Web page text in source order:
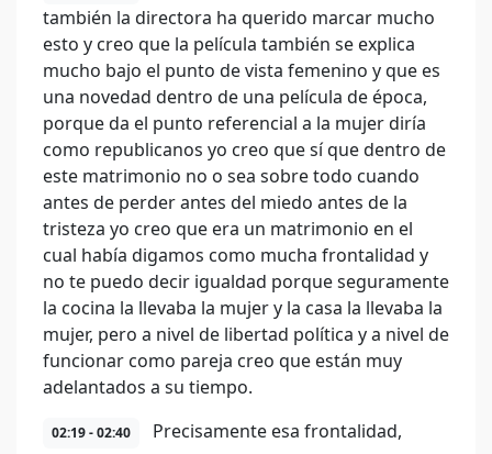
también la directora ha querido marcar mucho
esto y creo que la película también se explica
mucho bajo el punto de vista femenino y que es
una novedad dentro de una película de época,
porque da el punto referencial a la mujer diría
como republicanos yo creo que sí que dentro de
este matrimonio no o sea sobre todo cuando
antes de perder antes del miedo antes de la
tristeza yo creo que era un matrimonio en el
cual había digamos como mucha frontalidad y
no te puedo decir igualdad porque seguramente
la cocina la llevaba la mujer y la casa la llevaba la
mujer, pero a nivel de libertad política y a nivel de
funcionar como pareja creo que están muy
adelantados a su tiempo.
02:19 - 02:40
Precisamente esa frontalidad,